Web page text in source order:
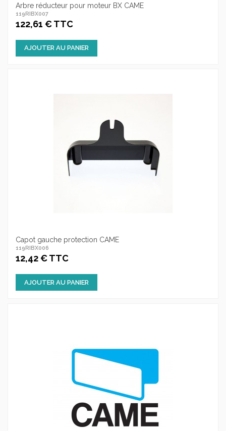
Arbre réducteur pour moteur BX CAME
119RIBX007
122,61 € TTC
AJOUTER AU PANIER
Capot gauche protection CAME
119RIBX006
12,42 € TTC
AJOUTER AU PANIER